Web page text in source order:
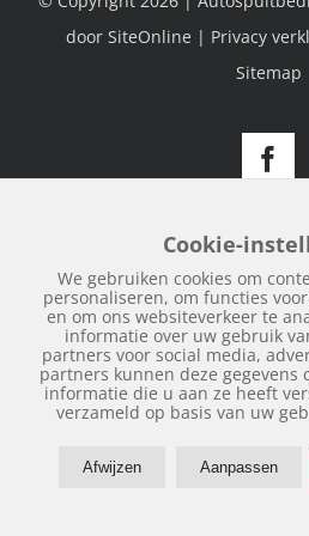
door SiteOnline | Privacy
Sitemap
Cookie-
We gebruiken cookies om
personaliseren, om functies
en om ons websiteverkeer te
informatie over uw gebruik
partners voor social media,
partners kunnen deze gegevens
informatie die u aan ze heeft
verzameld op basis van uw
Afwijzen Aanpassen